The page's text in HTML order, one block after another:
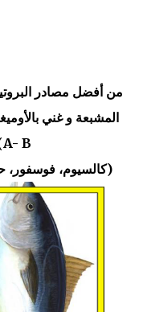
من أفضل مصادر
المشبعة و غني بالأوميغا3
A- B) ،
(كالسيوم، فوسفور،